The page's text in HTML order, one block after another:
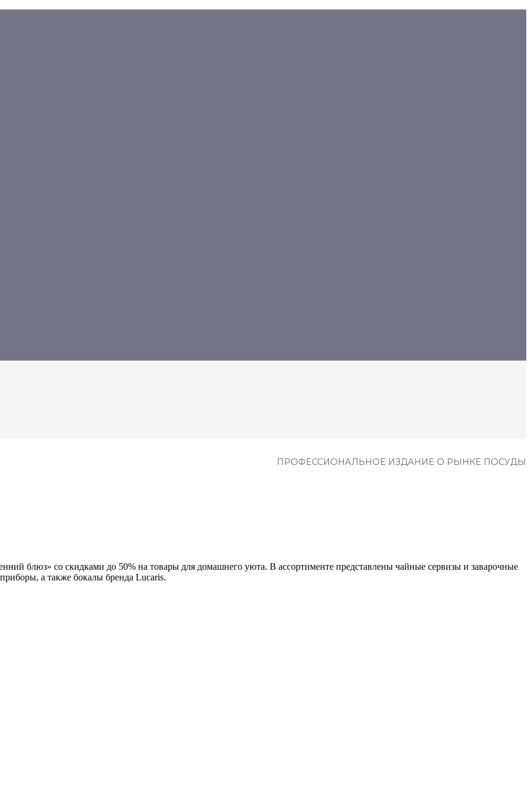
ПРОФЕССИОНАЛЬНОЕ ИЗДАНИЕ О РЫНКЕ ПОСУДЫ
блюз» со скидками до 50% на товары для домашнего уюта. В ассортименте представлены чайные сервизы и заварочные
а также бокалы бренда Lucaris.